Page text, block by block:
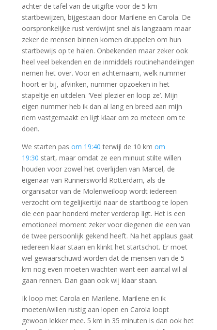
achter de tafel van de uitgifte voor de 5 km
startbewijzen, bijgestaan door Marilene en Carola. De
oorspronkelijke rust verdwijnt snel als langzaam maar
zeker de mensen binnen komen druppelen om hun
startbewijs op te halen. Onbekenden maar zeker ook
heel veel bekenden en de inmiddels routinehandelingen
nemen het over. Voor en achternaam, welk nummer
hoort er bij, afvinken, nummer opzoeken in het
stapeltje en uitdelen. ‘Veel plezier en loop ze’. Mijn
eigen nummer heb ik dan al lang en breed aan mijn
riem vastgemaakt en ligt klaar om zo meteen om te
doen.
We starten pas om 19:40 terwijl de 10 km om
19:30 start, maar omdat ze een minuut stilte willen
houden voor zowel het overlijden van Marcel, de
eigenaar van Runnersworld Rotterdam, als de
organisator van de Molenweiloop wordt iedereen
verzocht om tegelijkertijd naar de startboog te lopen
die een paar honderd meter verderop ligt. Het is een
emotioneel moment zeker voor diegenen die een van
de twee persoonlijk gekend heeft. Na het applaus gaat
iedereen klaar staan en klinkt het startschot. Er moet
wel gewaarschuwd worden dat de mensen van de 5
km nog even moeten wachten want een aantal wil al
gaan rennen. Dan gaan ook wij klaar staan.
Ik loop met Carola en Marilene. Marilene en ik
moeten/willen rustig aan lopen en Carola loopt
gewoon lekker mee. 5 km in 35 minuten is dan ook het